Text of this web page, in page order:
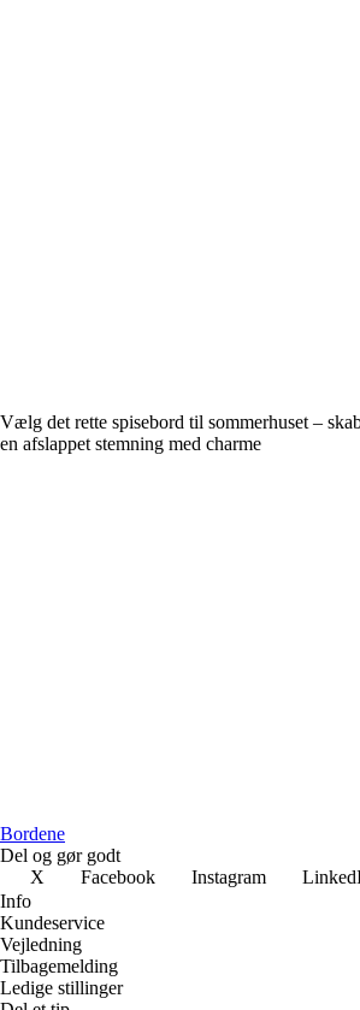
Vælg det rette spisebord til sommerhuset –
en afslappet stemning med charme
Bordene
Del og gør godt
X
Facebook Instagram
Info
Kundeservice
Vejledning
Tilbagemelding
Ledige stillinger